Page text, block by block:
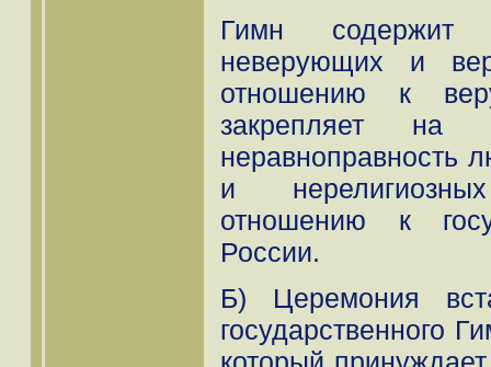
Гимн содержит
неверующих и
отношению к
закрепляет на
неравноправность
и
отношению к
России.
Б) Церемония
государственного